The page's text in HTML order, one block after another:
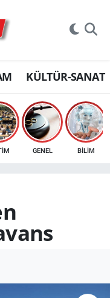
KÜLTÜR-SANAT
GENEL BİLİM